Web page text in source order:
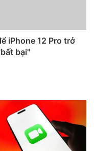
mọi thứ đảo điên và
không còn mang tính
thông qua các thông
đưa phần
mà Apple được cho là
có một vài ứng viên
iPhone 12 Pro trở
bại"